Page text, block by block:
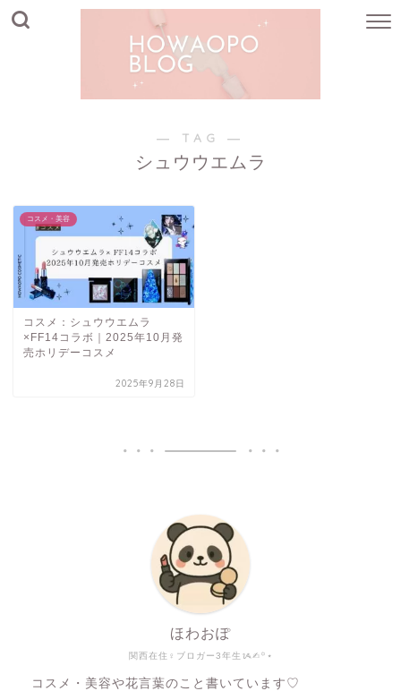
― TAG ―
シュウウエムラ
コスメ・美容
コスメ：シュウウエムラ
×FF14コラボ｜2025年10月発
売ホリデーコスメ
2025年9月28日
関西在住♀ブロガー3年生ᝰ✍︎꙳⋆
ほわおぽ
コスメ・美容や花言葉のこと書いています♡